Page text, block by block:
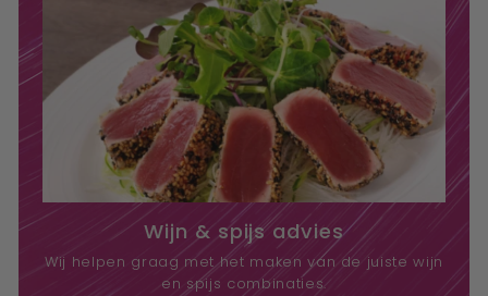
Wijn & spijs advies
Wij helpen graag met het maken van de juiste wijn
en spijs combinaties.